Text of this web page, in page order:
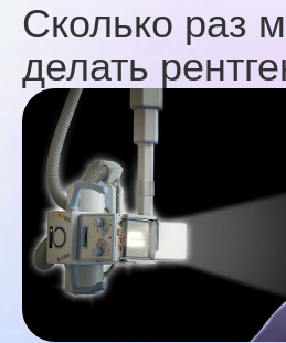
Сколько раз
делать